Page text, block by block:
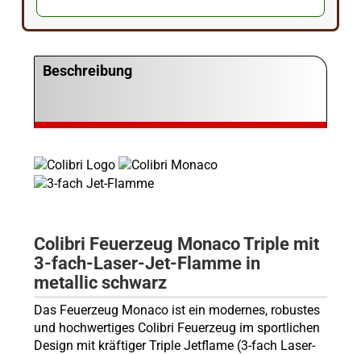
Beschreibung
Colibri Feuerzeug Monaco Triple mit
3-fach-Laser-Jet-Flamme in
metallic schwarz
Das Feuerzeug Monaco ist ein modernes, robustes
und hochwertiges Colibri Feuerzeug im sportlichen
Design mit kräftiger Triple Jetflame (3-fach Laser-